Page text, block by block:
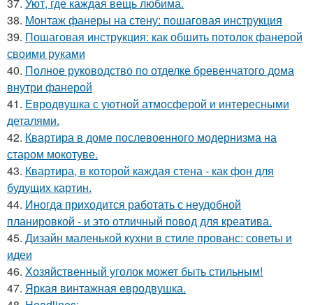
38. Монтаж фанеры на стену: пошаговая инструкция
39. Пошаговая инструкция: как обшить потолок фанерой
своими руками
40. Полное руководство по отделке бревенчатого дома
внутри фанерой
41. Евродвушка с уютной атмосферой и интересными
деталями.
42. Квартира в доме послевоенного модернизма на
старом мокотуве.
43. Квартира, в которой каждая стена - как фон для
будущих картин.
44. Иногда приходится работать с неудобной
планировкой - и это отличный повод для креатива.
45. Дизайн маленькой кухни в стиле прованс: советы и
идеи
46. Хозяйственный уголок может быть стильным!
47. Яркая винтажная евродвушка.